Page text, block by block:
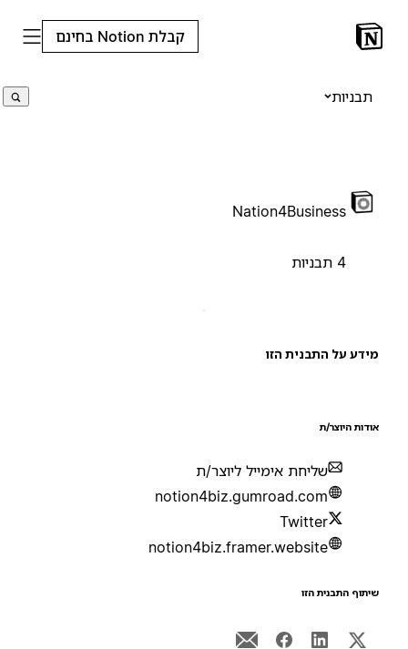
קבלת Notion בחינם
תבניות
Nation4Business
על התבנית הזו
היוצר/ת
שליחת אימייל ליוצר/ת
notion4biz.gumroad.com
Twitter
notion4biz.framer.website
התבנית הזו